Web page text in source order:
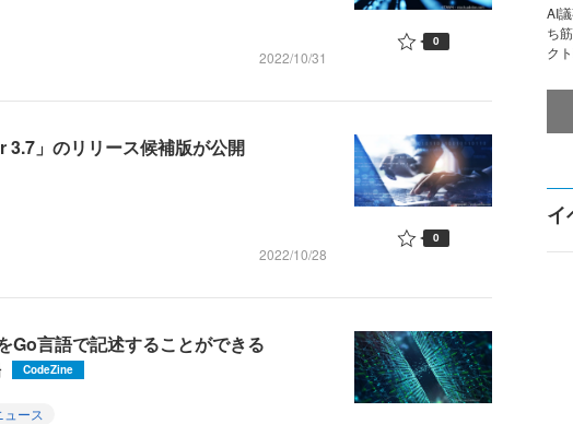
2022/10/31
0
3.7」のリリース候補版が公開
2022/10/28
0
Go言語で記述することができる
CodeZine
ュース
AI
ち
ク
イ